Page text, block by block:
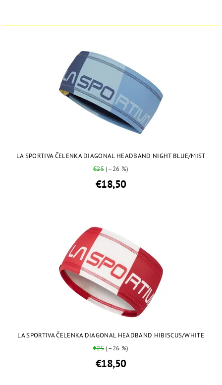
LA SPORTIVA ČELENKA DIAGONAL HEADBAND NIGHT BLUE/MIST
€25(–26 %)
€18,50
LA SPORTIVA ČELENKA DIAGONAL HEADBAND HIBISCUS/WHITE
€25(–26 %)
€18,50